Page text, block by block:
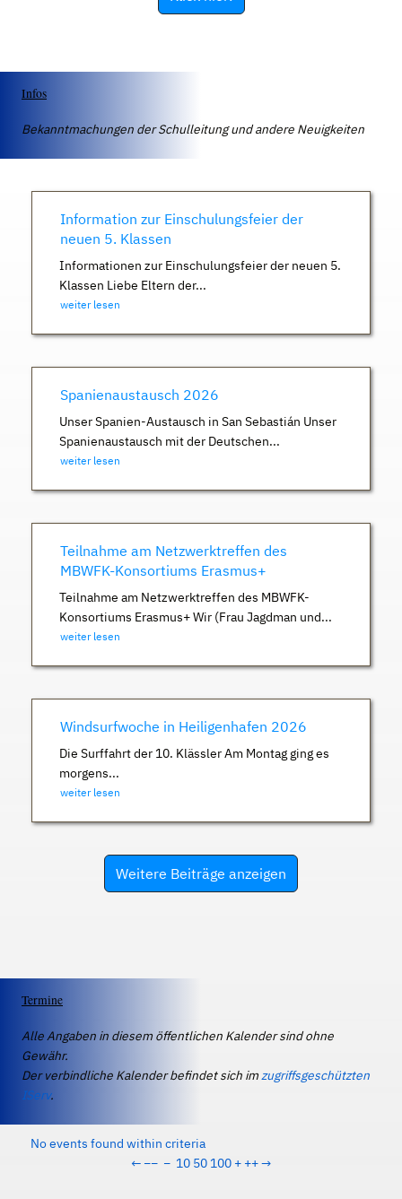
Infos
Bekanntmachungen der Schulleitung und andere Neuigkeiten
Information zur Einschulungsfeier der
neuen 5. Klassen
Informationen zur Einschulungsfeier der neuen 5.
Klassen Liebe Eltern der...
weiter lesen
Spanienaustausch 2026
Unser Spanien-Austausch in San Sebastián Unser
Spanienaustausch mit der Deutschen...
weiter lesen
Teilnahme am Netzwerktreffen des
MBWFK-Konsortiums Erasmus+
Teilnahme am Netzwerktreffen des MBWFK-
Konsortiums Erasmus+ Wir (Frau Jagdman und...
weiter lesen
Windsurfwoche in Heiligenhafen 2026
Die Surffahrt der 10. Klässler Am Montag ging es
morgens...
weiter lesen
Weitere Beiträge anzeigen
Termine
Alle Angaben in diesem öffentlichen Kalender sind ohne
Gewähr.
Der verbindliche Kalender befindet sich imzugriffsgeschützten
IServ.
No events found within criteria
← −− − 10 50 100 + ++→